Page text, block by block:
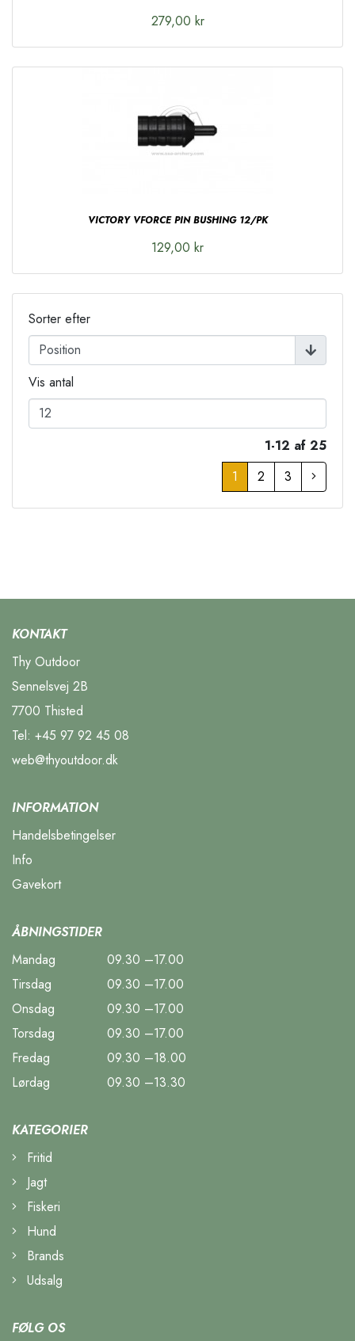
279,00 kr
VICTORY VFORCE PIN BUSHING 12/PK
129,00 kr
Sorter efter
Vis antal
1-12 af 25
1
2 3
KONTAKT
Thy Outdoor
Sennelsvej 2B
7700 Thisted
Tel: +45 97 92 45 08
web@thyoutdoor.dk
INFORMATION
Handelsbetingelser
Info
Gavekort
ÅBNINGSTIDER
Mandag
09.30 –17.00
Tirsdag
09.30 –17.00
Onsdag
09.30 –17.00
Torsdag
09.30 –17.00
Fredag
09.30 –18.00
Lørdag
09.30 –13.30
KATEGORIER
Fritid
Jagt
Fiskeri
Hund
Brands
Udsalg
FØLG OS